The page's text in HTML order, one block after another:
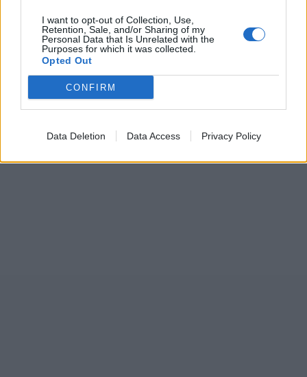
I want to opt-out of Collection, Use,
Retention, Sale, and/or Sharing of my
Personal Data that Is Unrelated with the
Purposes for which it was collected.
Opted Out
CONFIRM
Data Deletion Data Access Privacy Policy
ΕισιτήριαΕΔΩ